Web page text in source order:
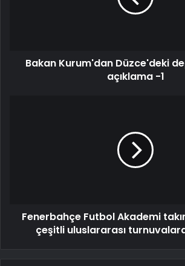
Bakan Kurum'dan Düzce'deki
açıklama -1
Fenerbahçe Futbol Akademi
çeşitli uluslararası